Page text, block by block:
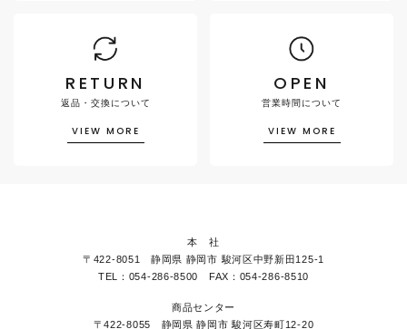
RETURN
返品・交換について
VIEW MORE
OPEN
営業時間について
VIEW MORE
本 社
〒422-8051 静岡県 静岡市 駿河区中野新田125-1
TEL：054-286-8500 FAX：054-286-8510
商品センター
〒422-8055 静岡県 静岡市 駿河区寿町12-20